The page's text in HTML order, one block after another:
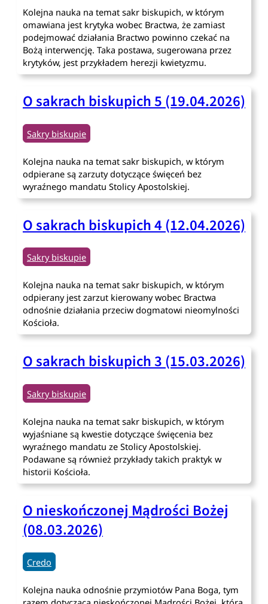
Kolejna nauka na temat sakr biskupich, w którym
omawiana jest krytyka wobec Bractwa, że zamiast
podejmować działania Bractwo powinno czekać na
Bożą interwencję. Taka postawa, sugerowana przez
krytyków, jest przykładem herezji kwietyzmu.
O sakrach biskupich 5 (19.04.2026)
Sakry biskupie
Kolejna nauka na temat sakr biskupich, w którym
odpierane są zarzuty dotyczące święceń bez
wyraźnego mandatu Stolicy Apostolskiej.
O sakrach biskupich 4 (12.04.2026)
Sakry biskupie
Kolejna nauka na temat sakr biskupich, w którym
odpierany jest zarzut kierowany wobec Bractwa
odnośnie działania przeciw dogmatowi nieomylności
Kościoła.
O sakrach biskupich 3 (15.03.2026)
Sakry biskupie
Kolejna nauka na temat sakr biskupich, w którym
wyjaśniane są kwestie dotyczące święcenia bez
wyraźnego mandatu ze Stolicy Apostolskiej.
Podawane są również przykłady takich praktyk w
historii Kościoła.
O nieskończonej Mądrości Bożej
(08.03.2026)
Credo
Kolejna nauka odnośnie przymiotów Pana Boga, tym